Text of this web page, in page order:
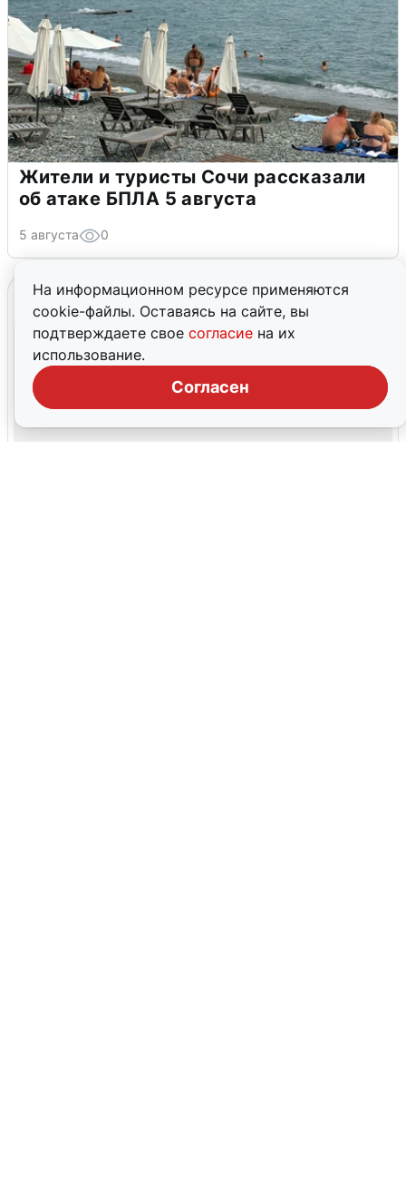
На информационном ресурсе применяются
cookie-файлы. Оставаясь на сайте, вы
подтверждаете свое согласие на их
использование.
Согласен
Жители и туристы Сочи рассказали
об атаке БПЛА 5 августа
5 августа 0